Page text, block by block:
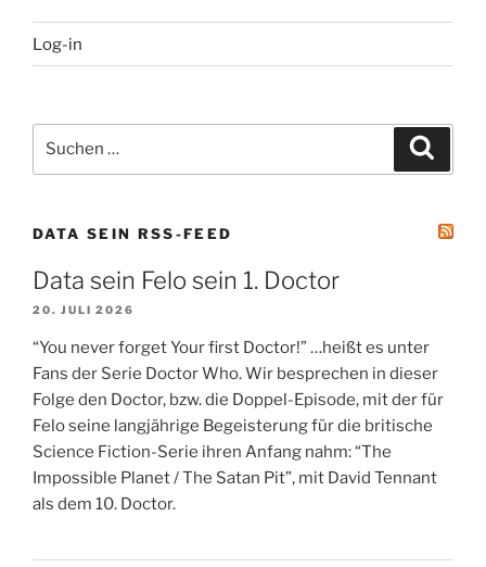
Log-in
nach:
DATA SEIN RSS-FEED
Data sein Felo sein 1. Doctor
20. JULI 2026
“You never forget Your first Doctor!” …heißt es unter
Fans der Serie Doctor Who. Wir besprechen in dieser
Folge den Doctor, bzw. die Doppel-Episode, mit der für
Felo seine langjährige Begeisterung für die britische
Science Fiction-Serie ihren Anfang nahm: “The
Impossible Planet / The Satan Pit”, mit David Tennant
als dem 10. Doctor.